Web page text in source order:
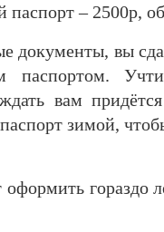
паспорт – 2500р,
документы, вы
паспортом.
вам
зимой,
гораздо